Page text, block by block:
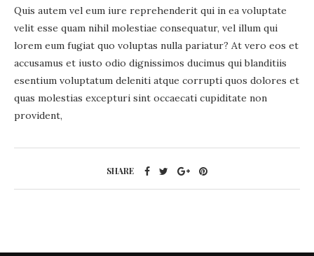
Quis autem vel eum iure reprehenderit qui in ea voluptate
velit esse quam nihil molestiae consequatur, vel illum qui
lorem eum fugiat quo voluptas nulla pariatur? At vero eos et
accusamus et iusto odio dignissimos ducimus qui blanditiis
esentium voluptatum deleniti atque corrupti quos dolores et
quas molestias excepturi sint occaecati cupiditate non
provident,
SHARE